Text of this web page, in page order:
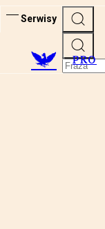
Serwisy
PRO